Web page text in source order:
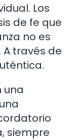
Los
de fe que
no es
través de
una
siempre